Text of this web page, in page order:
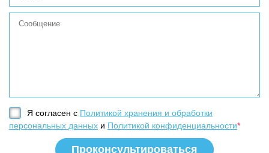
Я согласен с Политикой хранения и обработки
персональных данных и Политикой конфиденциальности*